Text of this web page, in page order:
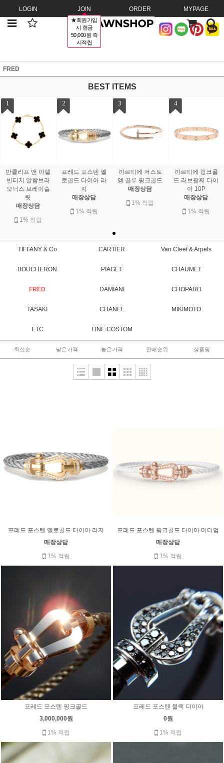
LOGIN JOIN
★회원가입
시 현금
50,000원 즉
시적립
ORDER MYPAGE
FRED
BEST ITEMS
1
반클리프 앤 아펠
빈티지 알함브라
오닉스 브레이슬
릿
매장상담
1% 적립
2
프레드 포스텐 옐
로골드 다이아 라
지
매장상담
1% 적립
3
까르띠에 저스트
앵 끌루 핑크골드
매장상담
1% 적립
4
까르띠에 핑크골
드 러브팔찌 다이
아 10P
매장상담
1% 적립
TIFFANY & Co CARTIER Van Cleef & Arpels
BOUCHERON PIAGET CHAUMET
FRED DAMIANI CHOPARD
TASAKI CHANEL MIKIMOTO
ETC FINE COSTOM
최신순 낮은가격 높은가격 판매순위 상품명
프레드 포스텐 옐로골드 다이아 라지
매장상담
1% 적립
프레드 포스텐 핑크골드 다이아 미디엄
매장상담
1% 적립
프레드 포스텐 핑크골드
3,000,000원
1% 적립
프레드 포스텐 블랙 다이아
0원
1% 적립